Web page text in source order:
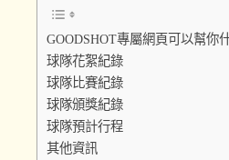
GOODSHOT專屬網頁可以幫你
球隊花絮紀錄
球隊比賽紀錄
球隊頒獎紀錄
球隊預計行程
其他資訊